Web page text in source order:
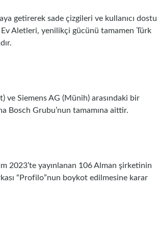
getirerek sade çizgileri ve kullanıcı dostu
Aletleri, yenilikçi gücünü tamamen Türk
ve Siemens AG (Münih) arasındaki bir
Bosch Grubu’nun tamamına aittir.
2023’te yayınlanan 106 Alman şirketinin
“Profilo”nun boykot edilmesine karar